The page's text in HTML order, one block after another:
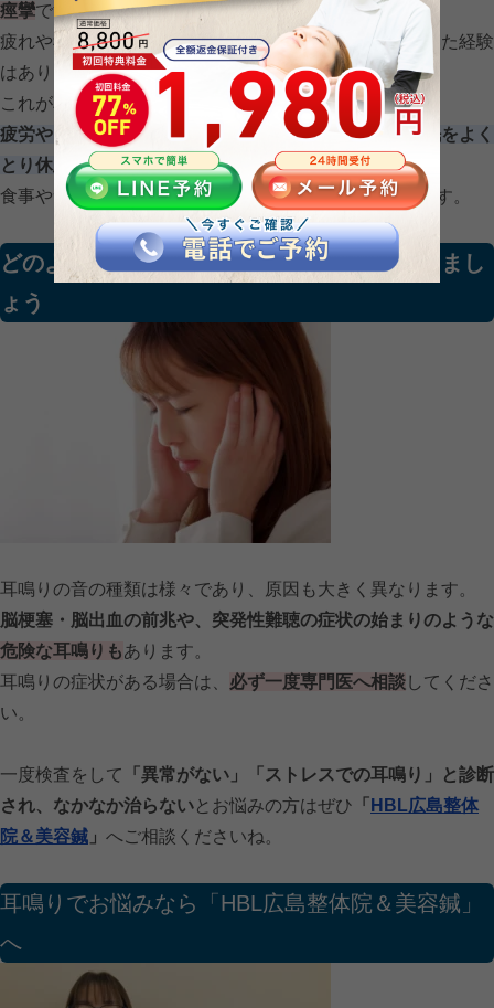
痙攣です。
疲れや寝不足の時にまぶたが「ピクピク」と勝手に動いた経験
はありませんか。
これが耳の周辺の筋肉で起こっている状態です。
疲労やストレスが原因としても挙げられますので、 睡眠をよく
とり休息 しましょう。
食事やサプリメント等でのビタミンBの補充も効果的です。
どのような耳鳴りの音の種類でも一度通院しまし
ょう
耳鳴りの音の種類は様々であり、原因も大きく異なります。
脳梗塞・脳出血の前兆や、突発性難聴の症状の始まりのような
危険な耳鳴りもあります。
耳鳴りの症状がある場合は、 必ず一度専門医へ相談してくださ
い。
一度検査をして
「異常がない」「ストレスでの耳鳴り」と診断
され、なかなか治らないとお悩みの方はぜひ 「 HBL広島整体
院＆美容鍼 」 へご相談くださいね。
耳鳴りでお悩みなら「HBL広島整体院＆美容鍼」
へ